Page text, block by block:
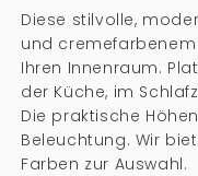
cm
Diese stilvolle,
und
Ihren Innenraum.
der Küche, im
Die praktische
Beleuchtung. Wir
Farben zur Auswahl.